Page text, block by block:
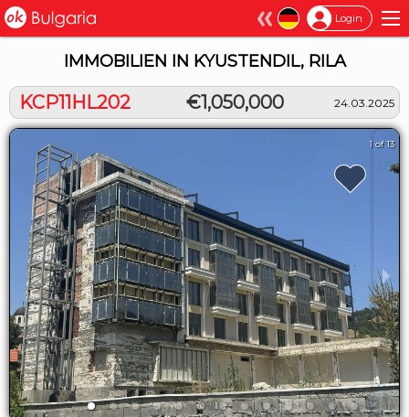
Login ×
IMMOBILIEN IN KYUSTENDIL, RILA
KCP11HL202 €1,050,000 24.03.2025
1 of 13